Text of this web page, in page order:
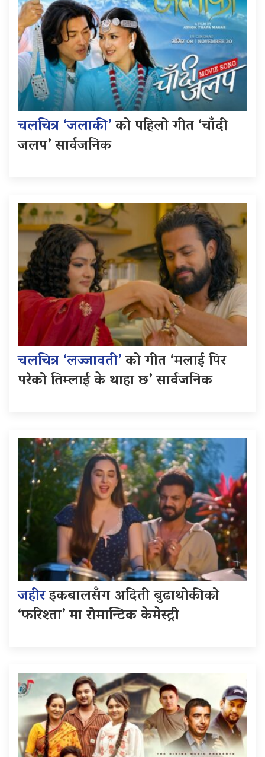
चलचित्र ‘जलाकी’को पहिलो गीत ‘चाँदी
जलप’ सार्वजनिक
चलचित्र ‘लज्जावती’को गीत ‘मलाई पिर
परेको तिम्लाई के थाहा छ’ सार्वजनिक
जहीरइकबालसँग अदिती बुढाथोकीको
‘फरिश्ता’ मा रोमान्टिक केमेस्ट्री